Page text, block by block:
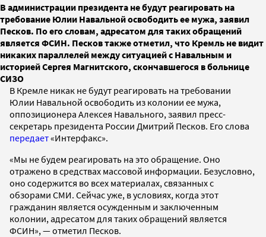
В администрации президента не будут реагировать на
требование Юлии Навальной освободить ее мужа, заявил
Песков. По его словам, адресатом для таких обращений
является ФСИН. Песков также отметил, что Кремль не видит
никаких параллелей между ситуацией с Навальным и
историей Сергея Магнитского, скончавшегося в больнице
СИЗО
В Кремле никак не будут реагировать на требовании
Юлии Навальной освободить из колонии ее мужа,
оппозиционера Алексея Навального, заявил пресс-
секретарь президента России Дмитрий Песков. Его слова
передает«Интерфакс».
«Мы не будем реагировать на это обращение. Оно
отражено в средствах массовой информации. Безусловно,
оно содержится во всех материалах, связанных с
обзорами СМИ. Сейчас уже, в условиях, когда этот
гражданин является осужденным и заключенным
колонии, адресатом для таких обращений является
ФСИН», — отметил Песков.